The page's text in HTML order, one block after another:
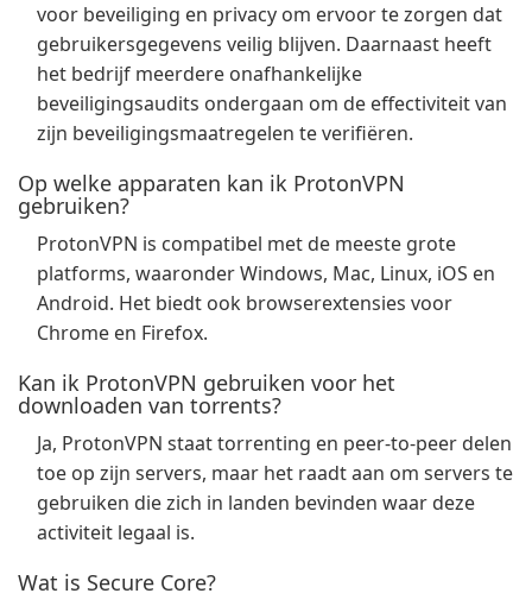
voor beveiliging en privacy om ervoor te zorgen dat
gebruikersgegevens veilig blijven. Daarnaast heeft
het bedrijf meerdere onafhankelijke
beveiligingsaudits ondergaan om de effectiviteit van
zijn beveiligingsmaatregelen te verifiëren.
Op welke apparaten kan ik ProtonVPN
gebruiken?
ProtonVPN is compatibel met de meeste grote
platforms, waaronder Windows, Mac, Linux, iOS en
Android. Het biedt ook browserextensies voor
Chrome en Firefox.
Kan ik ProtonVPN gebruiken voor het
downloaden van torrents?
Ja, ProtonVPN staat torrenting en peer-to-peer delen
toe op zijn servers, maar het raadt aan om servers te
gebruiken die zich in landen bevinden waar deze
activiteit legaal is.
Wat is Secure Core?